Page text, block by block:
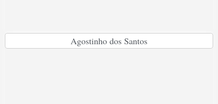
Agostinho dos Santos